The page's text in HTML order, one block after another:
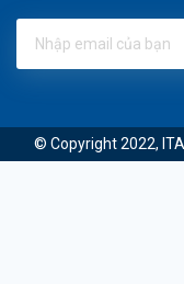
© Copyright 2022,